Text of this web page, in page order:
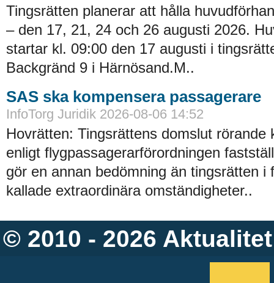
Tingsrätten planerar att hålla
– den 17, 21, 24 och 26 augusti 2026.
startar kl. 09:00 den 17 augusti i
Backgränd 9 i Härnösand.M..
SAS ska kompensera passagerare
InfoTorg Juridik 2026-08-06 14:52
Hovrätten: Tingsrättens domslut rörande
enligt flygpassagerarförordningen
gör en annan bedömning än tingsrätten i
kallade extraordinära omständigheter..
© 2010 - 2026 Aktualitet